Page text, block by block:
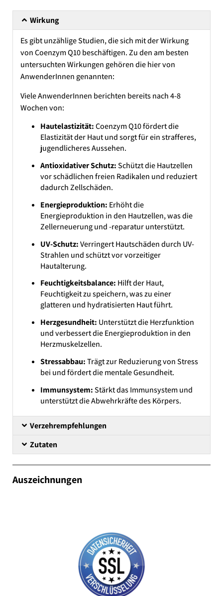
Wirkung
Es gibt unzählige Studien, die sich mit der Wirkung
von Coenzym Q10 beschäftigen. Zu den am besten
untersuchten Wirkungen gehören die hier von
AnwenderInnen genannten:
Viele AnwenderInnen berichten bereits nach 4-8
Wochen von:
Hautelastizität:Coenzym Q10 fördert die
Elastizität der Haut und sorgt für ein strafferes,
jugendlicheres Aussehen.
Antioxidativer Schutz:Schützt die Hautzellen
vor schädlichen freien Radikalen und reduziert
dadurch Zellschäden.
Energieproduktion: Erhöht die
Energieproduktion in den Hautzellen, was die
Zellerneuerung und -reparatur unterstützt.
UV-Schutz:Verringert Hautschäden durch UV-
Strahlen und schützt vor vorzeitiger
Hautalterung.
Feuchtigkeitsbalance: Hilft der Haut,
Feuchtigkeit zu speichern, was zu einer
glatteren und hydratisierten Haut führt.
Herzgesundheit: Unterstützt die Herzfunktion
und verbessert die Energieproduktion in den
Herzmuskelzellen.
Stressabbau:Trägt zur Reduzierung von Stress
bei und fördert die mentale Gesundheit.
Immunsystem:Stärkt das Immunsystem und
unterstützt die Abwehrkräfte des Körpers.
Verzehrempfehlungen
Zutaten
Auszeichnungen